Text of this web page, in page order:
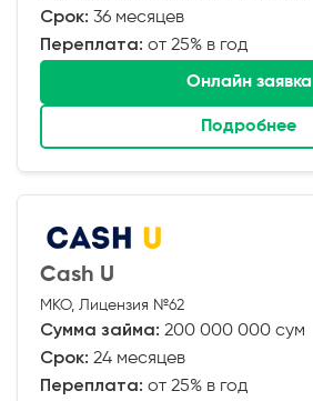
Срок: 36 месяцев
Переплата: от 25% в год
Онлайн заявка
Подробнее
Cash U
МКО, Лицензия №62
Сумма займа: 200 000 000 сум
Срок: 24 месяцев
Переплата: от 25% в год